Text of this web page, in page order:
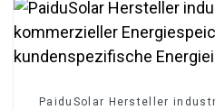
PaiduSolar Hersteller